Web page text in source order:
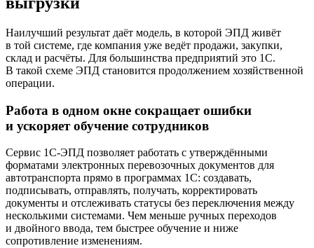
Наилучший результат даёт модель, в которой ЭПД живёт
в той системе, где компания уже ведёт продажи, закупки,
склад и расчёты. Для большинства предприятий это 1С.
В такой схеме ЭПД становится продолжением хозяйственной
операции.
Работа в одном окне сокращает ошибки
и ускоряет обучение сотрудников
Сервис 1С-ЭПД позволяет работать с утверждёнными
форматами электронных перевозочных документов для
автотранспорта прямо в программах 1С: создавать,
подписывать, отправлять, получать, корректировать
документы и отслеживать статусы без переключения между
несколькими системами. Чем меньше ручных переходов
и двойного ввода, тем быстрее обучение и ниже
сопротивление изменениям.